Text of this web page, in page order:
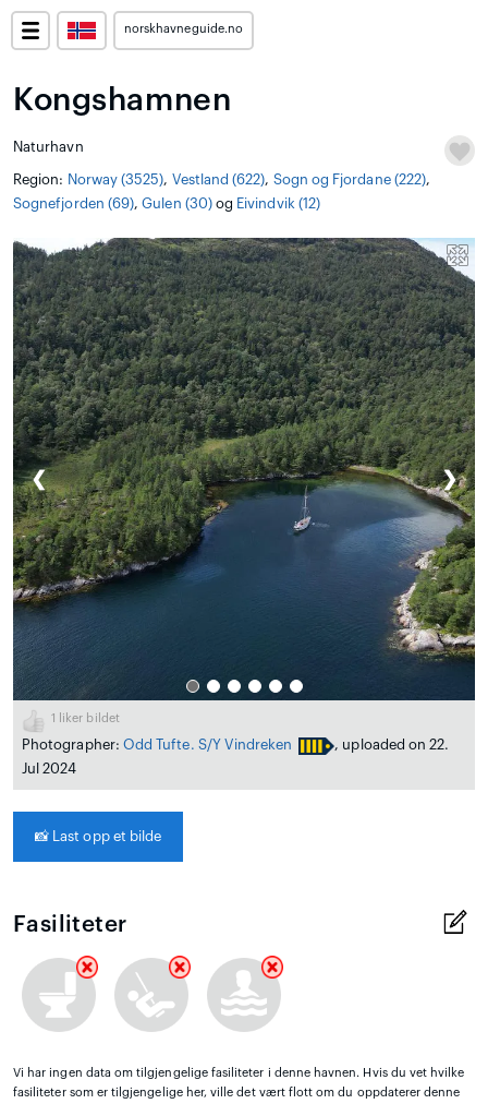
norskhavneguide.no
Kongshamnen
Naturhavn
Region: Norway (3525), Vestland (622), Sogn og Fjordane (222),
Sognefjorden (69),Gulen (30)og Eivindvik (12)
❮ ❯
1 liker bildet
Photographer: Odd Tufte. S/Y Vindreken
, uploaded on 22.
Jul 2024
📸 Last opp et bilde
Fasiliteter
Vi har ingen data om tilgjengelige fasiliteter i denne havnen. Hvis du vet hvilke
fasiliteter som er tilgjengelige her, ville det vært flott om du oppdaterer denne